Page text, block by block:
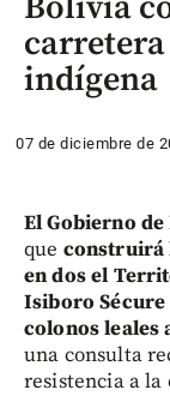
indígena
07 de diciembre de
El Gobierno
que construirá
en dos el
Isiboro
colonos leales
una consulta
resistencia a la